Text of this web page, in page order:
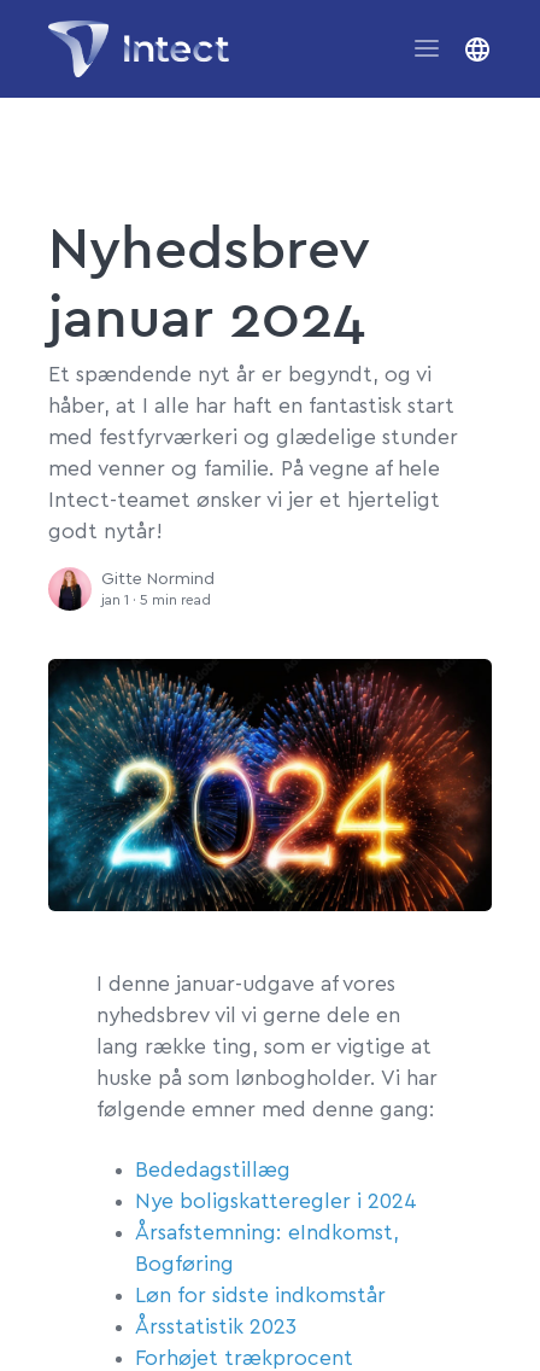
Nyhedsbrev
januar 2024
Et spændende nyt år er begyndt, og vi
håber, at I alle har haft en fantastisk start
med festfyrværkeri og glædelige stunder
med venner og familie. På vegne af hele
Intect-teamet ønsker vi jer et hjerteligt
godt nytår!
Gitte Normind
jan 1 · 5 min read
I denne januar-udgave af vores
nyhedsbrev vil vi gerne dele en
lang række ting, som er vigtige at
huske på som lønbogholder. Vi har
følgende emner med denne gang:
Bededagstillæg
Nye boligskatteregler i 2024
Årsafstemning: eIndkomst,
Bogføring
Løn for sidste indkomstår
Årsstatistik 2023
Forhøjet trækprocent